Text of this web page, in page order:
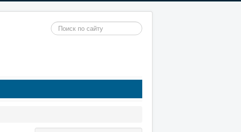
Искать...